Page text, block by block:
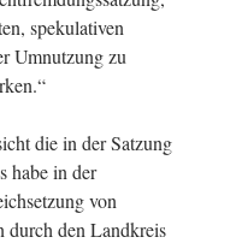
spekulativen
Umnutzung zu
die in der Satzung
habe in der
von
durch den Landkreis